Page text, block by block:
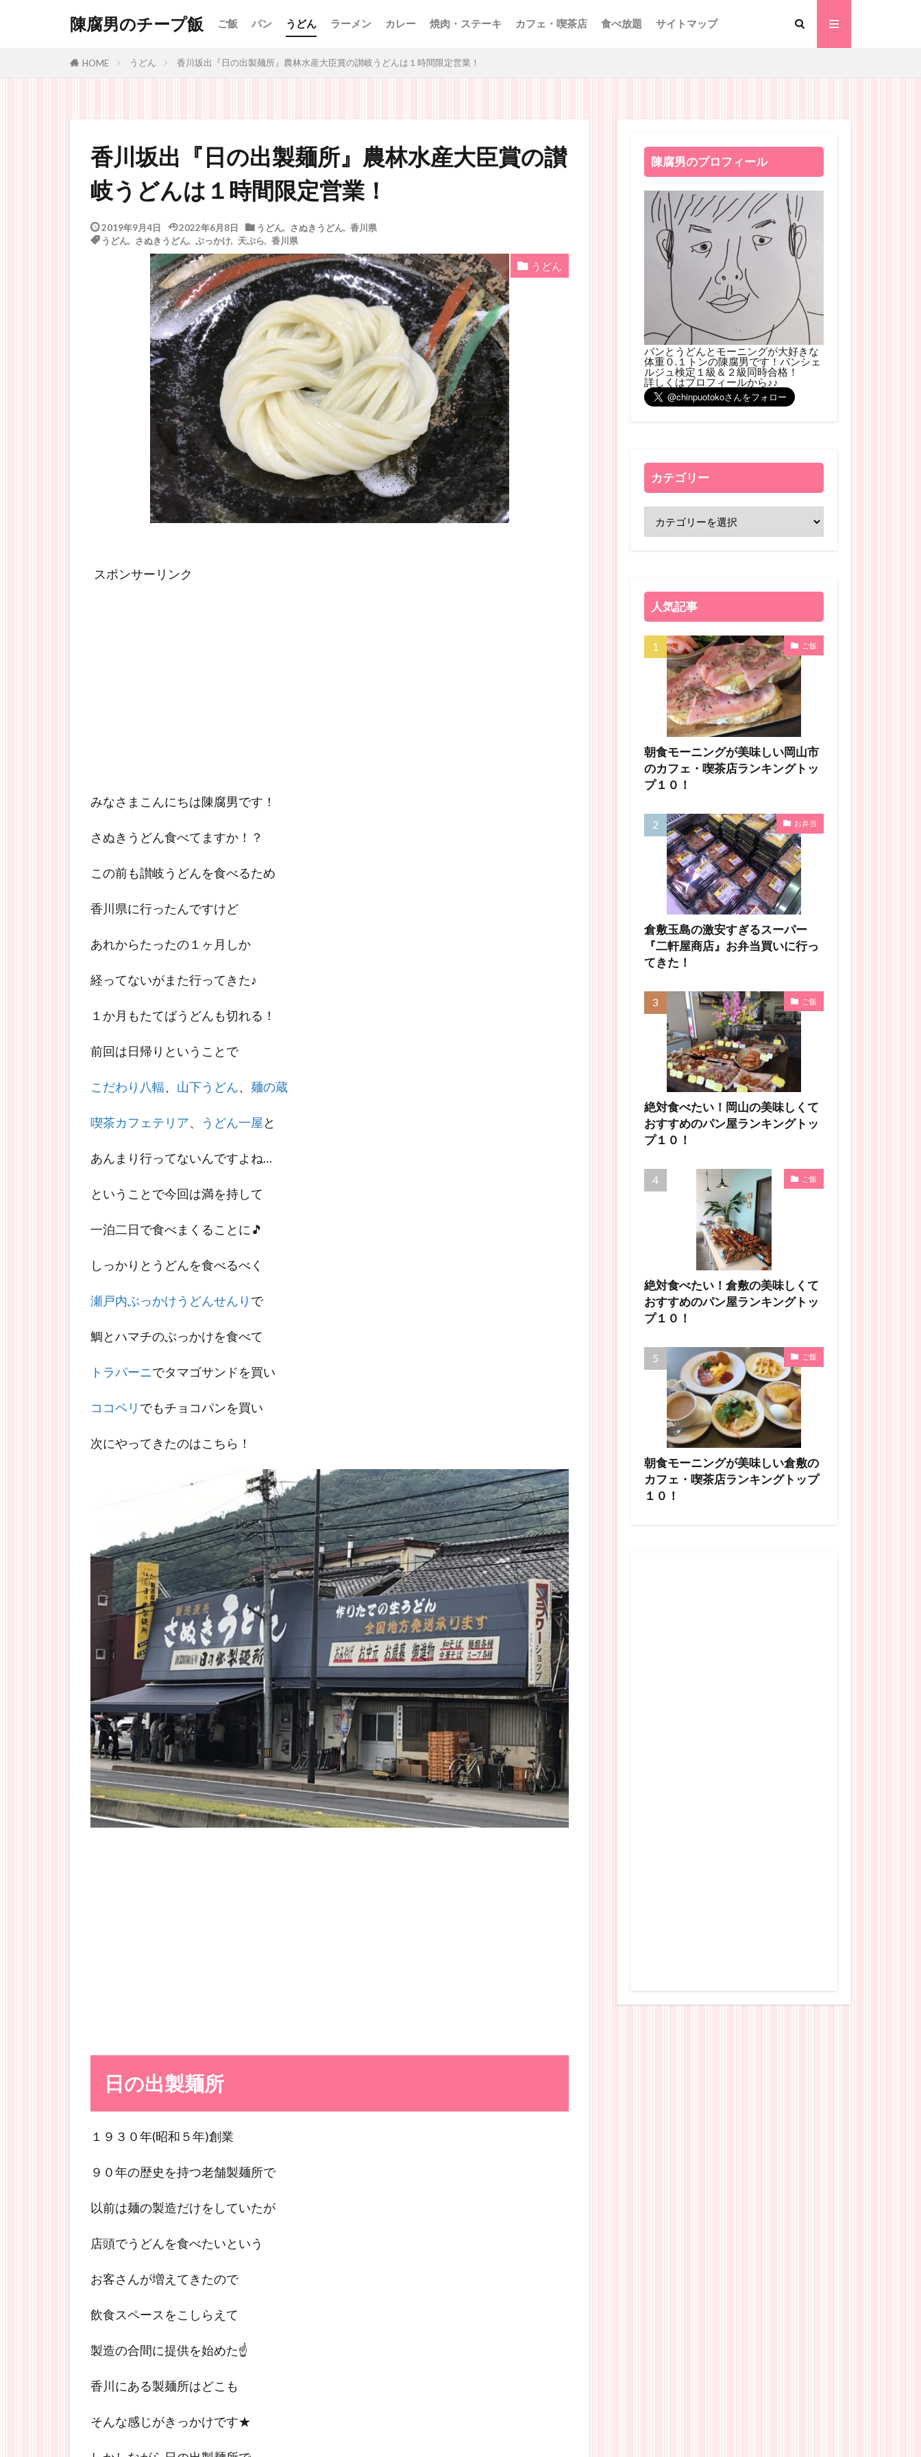
陳腐男のチープ飯 ご飯 パン うどん ラーメン カレー 焼肉・ステーキ カフェ・喫茶店 食べ放題 サイトマップ
HOME うどん 香川坂出『日の出製麺所』農林水産大臣賞の讃岐うどんは１時間限定営業！
香川坂出『日の出製麺所』農林水産大臣賞の讃
岐うどんは１時間限定営業！
2019年9月4日 2022年6月8日 うどん さぬきうどん
香川県
うどん
さぬきうどん ぶっかけ, 天ぷら 香川県
うどん
スポンサーリンク
みなさまこんにちは陳腐男です！
さぬきうどん食べてますか！？
この前も讃岐うどんを食べるため
香川県に行ったんですけど
あれからたったの１ヶ月しか
経ってないがまた行ってきた♪
１か月もたてばうどんも切れる！
前回は日帰りということで
こだわり八輻、 山下うどん、 麺の蔵
喫茶カフェテリア、 うどん一屋と
あんまり行ってないんですよね…
ということで今回は満を持して
一泊二日で食べまくることに🎵
しっかりとうどんを食べるべく
瀬戸内ぶっかけうどんせんり で
鯛とハマチのぶっかけを食べて
トラパーニでタマゴサンドを買い
ココペリ でもチョコパンを買い
次にやってきたのはこちら！
日の出製麺所
１９３０年(昭和５年)創業
９０年の歴史を持つ老舗製麺所で
以前は麺の製造だけをしていたが
店頭でうどんを食べたいという
お客さんが増えてきたので
飲食スペースをこしらえて
製造の合間に提供を始めた☝
香川にある製麺所はどこも
そんな感じがきっかけです★
陳腐男のプロフィール
パンとうどんとモーニングが大好きな
体重０.１トンの陳腐男です！パンシェ
ルジュ検定１級＆２級同時合格！
詳しくはプロフィールから♪♪
カテゴリー
人気記事
ご飯
朝食モーニングが美味しい岡山市
のカフェ・喫茶店ランキングトッ
プ１０！
お弁当
倉敷玉島の激安すぎるスーパー
『二軒屋商店』お弁当買いに行っ
てきた！
ご飯
絶対食べたい！岡山の美味しくて
おすすめのパン屋ランキングトッ
プ１０！
ご飯
絶対食べたい！倉敷の美味しくて
おすすめのパン屋ランキングトッ
プ１０！
ご飯
朝食モーニングが美味しい倉敷の
カフェ・喫茶店ランキングトップ
１０！